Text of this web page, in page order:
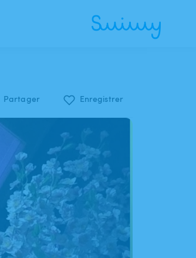
Partager Enregistrer